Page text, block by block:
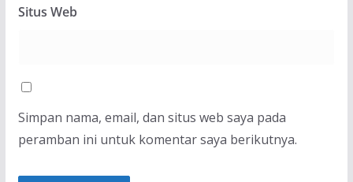
Situs Web
Simpan nama, email, dan situs web saya pada
peramban ini untuk komentar saya berikutnya.